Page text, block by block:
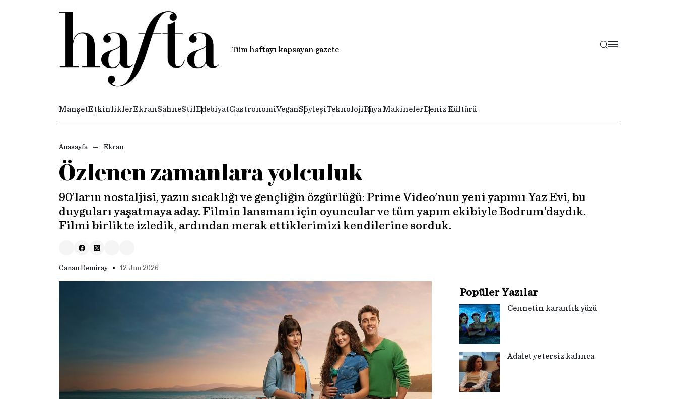
Tüm haftayı kapsayan gazete
ManşetEtkinliklerEkranSahneStil EdebiyatGastronomiVeganSöyleşiTeknolojiRüya MakinelerDeniz Kültürü
Anasayfa Ekran
Özlenen zamanlara yolculuk
90’ların nostaljisi, yazın sıcaklığı ve gençliğin özgürlüğü: Prime Video’nun yeni yapımı Yaz Evi, bu
duyguları yaşatmaya aday. Filmin lansmanı için oyuncular ve tüm yapım ekibiyle Bodrum’daydık.
Filmi birlikte izledik, ardından merak ettiklerimizi kendilerine sorduk.
Canan Demiray • 12 Jun 2026
Popüler Yazılar
Cennetin karanlık yüzü
Adalet yetersiz kalınca